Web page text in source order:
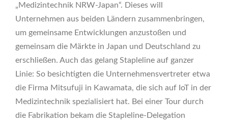
„Medizintechnik NRW-Japan“. Dieses will
Unternehmen aus beiden Ländern zusammenbringen,
um gemeinsame Entwicklungen anzustoßen und
gemeinsam die Märkte in Japan und Deutschland zu
erschließen. Auch das gelang Stapleline auf ganzer
Linie: So besichtigten die Unternehmensvertreter etwa
die Firma Mitsufuji in Kawamata, die sich auf IoT in der
Medizintechnik spezialisiert hat. Bei einer Tour durch
die Fabrikation bekam die Stapleline-Delegation